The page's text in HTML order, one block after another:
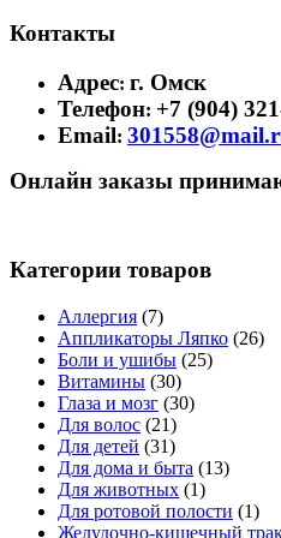
Контакты
Адрес: г. Омск
Телефон: +7 (904)
Email:
Онлайн заказы
Категории товаров
Аллергия (7)
Аппликаторы Ляпко (26)
Боли и ушибы (25)
Витамины (30)
Глаза и мозг (30)
Для волос (21)
Для детей (31)
Для дома и быта (13)
Для животных (1)
Для ротовой полости (1)
Желудочно-кишечный